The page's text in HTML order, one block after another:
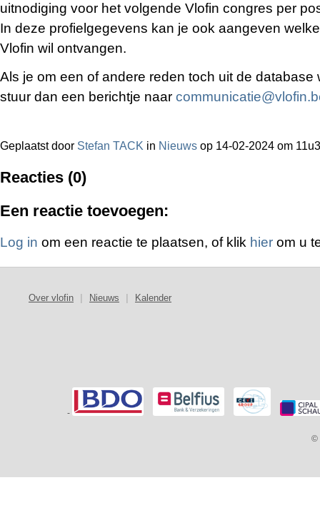
uitnodiging voor het volgende Vlofin congres per
In deze profielgegevens kan je ook aangeven
Vlofin wil ontvangen.
Als je om een of andere reden toch uit de database
stuur dan een berichtje naar
Geplaatst door Stefan TACK in Nieuws op 14-02-2024 om
Reacties (0)
Een reactie toevoegen:
Log in om een reactie te plaatsen, of klik hier om u
Over vlofin Nieuws Kalender
-
©